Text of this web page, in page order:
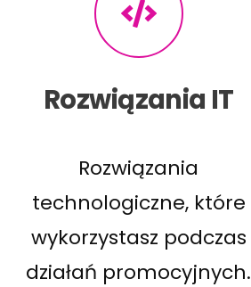
Rozwiązania IT
Rozwiązania
technologiczne, które
wykorzystasz podczas
działań promocyjnych.